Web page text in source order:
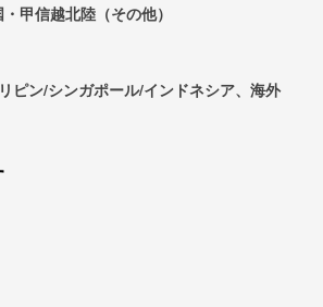
甲信越北陸（その他）
ピン/シンガポール/インドネシア、海外